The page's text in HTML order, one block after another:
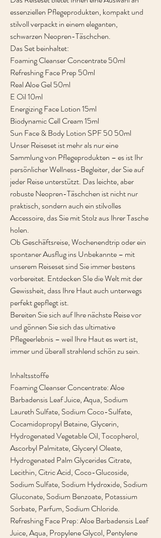
essenziellen Pflegeprodukten, kompakt und
stilvoll verpackt in einem eleganten,
schwarzen Neopren-Täschchen.
Das Set beinhaltet:
Foaming Cleanser Concentrate 50ml
Refreshing Face Prep 50ml
Real Aloe Gel 50ml
E Oil 10ml
Energizing Face Lotion 15ml
Biodynamic Cell Cream 15ml
Sun Face & Body Lotion SPF 50 50ml
Unser Reiseset ist mehr als nur eine
Sammlung von Pflegeprodukten – es ist Ihr
persönlicher Wellness-Begleiter, der Sie auf
jeder Reise unterstützt. Das leichte, aber
robuste Neopren-Täschchen ist nicht nur
praktisch, sondern auch ein stilvolles
Accessoire, das Sie mit Stolz aus Ihrer Tasche
holen.
Ob Geschäftsreise, Wochenendtrip oder ein
spontaner Ausflug ins Unbekannte – mit
unserem Reiseset sind Sie immer bestens
vorbereitet. Entdecken SIe die Welt mit der
Gewissheit, dass Ihre Haut auch unterwegs
perfekt gepflegt ist.
Bereiten Sie sich auf Ihre nächste Reise vor
und gönnen Sie sich das ultimative
Pflegeerlebnis – weil Ihre Haut es wert ist,
immer und überall strahlend schön zu sein.
Inhaltsstoffe
Foaming Cleanser Concentrate: Aloe
Barbadensis Leaf Juice, Aqua, Sodium
Laureth Sulfate, Sodium Coco-Sulfate,
Cocamidopropyl Betaine, Glycerin,
Hydrogenated Vegetable Oil, Tocopherol,
Ascorbyl Palmitate, Glyceryl Oleate,
Hydrogenated Palm Glycerides Citrate,
Lecithin, Citric Acid, Coco-Glucoside,
Sodium Sulfate, Sodium Hydroxide, Sodium
Gluconate, Sodium Benzoate, Potassium
Sorbate, Parfum, Sodium Chloride.
Refreshing Face Prep: Aloe Barbadensis Leaf
Juice, Aqua, Propylene Glycol, Pentylene